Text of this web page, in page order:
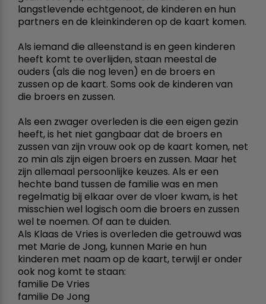
langstlevende echtgenoot, de kinderen en hun
partners en de kleinkinderen op de kaart komen.
Als iemand die alleenstand is en geen kinderen
heeft komt te overlijden, staan meestal de
ouders (als die nog leven) en de broers en
zussen op de kaart. Soms ook de kinderen van
die broers en zussen.
Als een zwager overleden is die een eigen gezin
heeft, is het niet gangbaar dat de broers en
zussen van zijn vrouw ook op de kaart komen, net
zo min als zijn eigen broers en zussen. Maar het
zijn allemaal persoonlijke keuzes. Als er een
hechte band tussen de familie was en men
regelmatig bij elkaar over de vloer kwam, is het
misschien wel logisch oom die broers en zussen
wel te noemen. Of aan te duiden.
Als Klaas de Vries is overleden die getrouwd was
met Marie de Jong, kunnen Marie en hun
kinderen met naam op de kaart, terwijl er onder
ook nog komt te staan:
familie De Vries
familie De Jong